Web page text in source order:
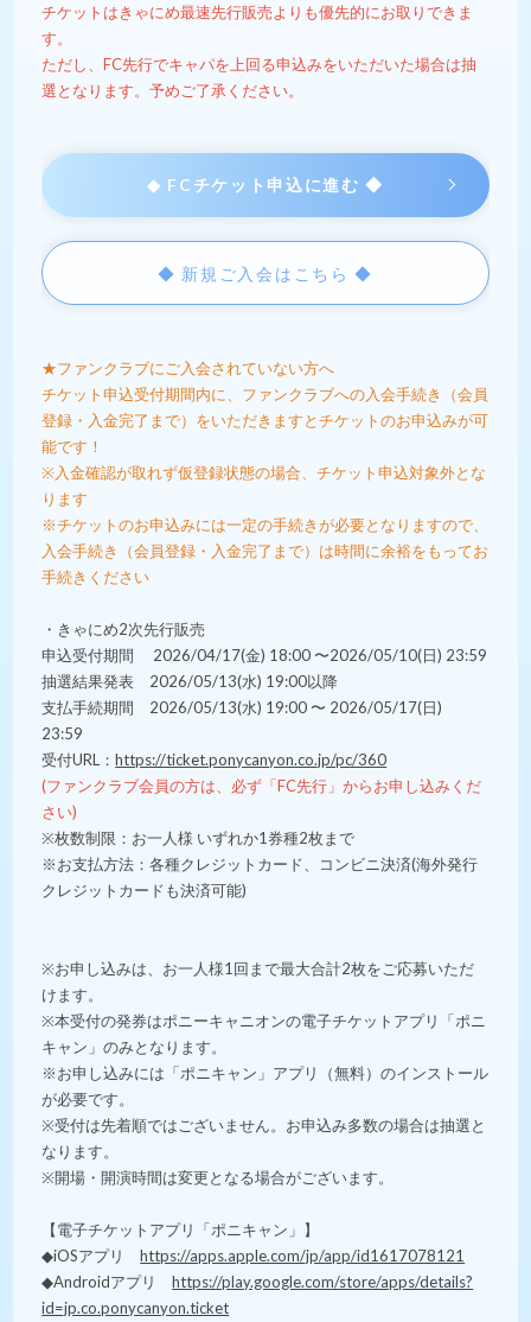
チケットはきゃにめ最速先行販売よりも優先的にお取りできま
す。
ただし、FC先行でキャパを上回る申込みをいただいた場合は抽
選となります。予めご了承ください。
◆ FCチケット申込に進む ◆
◆ 新規ご入会はこちら ◆
★ファンクラブにご入会されていない方へ
チケット申込受付期間内に、ファンクラブへの入会手続き（会員
登録・入金完了まで）をいただきますとチケットのお申込みが可
能です！
※入金確認が取れず仮登録状態の場合、チケット申込対象外とな
ります
※チケットのお申込みには一定の手続きが必要となりますので、
入会手続き（会員登録・入金完了まで）は時間に余裕をもってお
手続きください
・きゃにめ2次先行販売
申込受付期間 2026/04/17(金) 18:00 〜2026/05/10(日) 23:59
抽選結果発表 2026/05/13(水) 19:00以降
支払手続期間 2026/05/13(水) 19:00 〜 2026/05/17(日)
23:59
受付URL：https://ticket.ponycanyon.co.jp/pc/360
(ファンクラブ会員の方は、必ず「FC先行」からお申し込みくだ
さい)
※枚数制限：お一人様 いずれか1券種2枚まで
※お支払方法：各種クレジットカード、コンビニ決済(海外発行
クレジットカードも決済可能)
※お申し込みは、お一人様1回まで最大合計2枚をご応募いただ
けます。
※本受付の発券はポニーキャニオンの電子チケットアプリ「ポニ
キャン」のみとなります。
※お申し込みには「ポニキャン」アプリ（無料）のインストール
が必要です。
※受付は先着順ではございません。お申込み多数の場合は抽選と
なります。
※開場・開演時間は変更となる場合がございます。
【電子チケットアプリ「ポニキャン」】
◆iOSアプリhttps://apps.apple.com/jp/app/id1617078121
◆Androidアプリhttps://play.google.com/store/apps/details?
id=jp.co.ponycanyon.ticket